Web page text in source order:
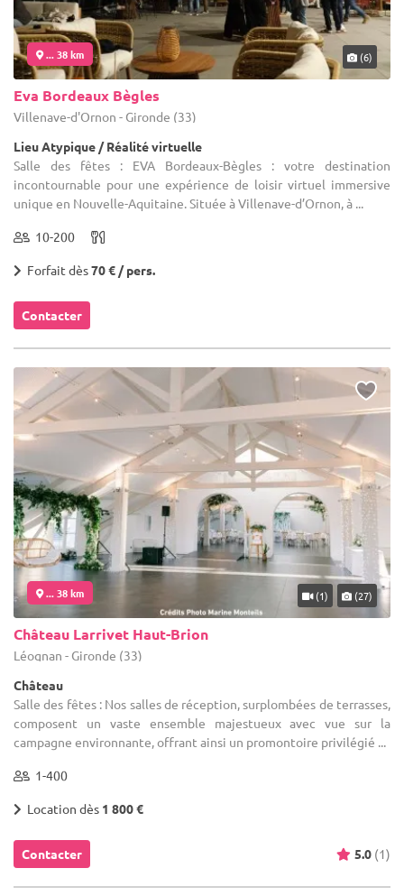
... 38 km (6)
Eva Bordeaux Bègles
Villenave-d'Ornon - Gironde (33)
Lieu Atypique / Réalité virtuelle
Salle des fêtes : EVA Bordeaux-Bègles : votre destination
incontournable pour une expérience de loisir virtuel immersive
unique en Nouvelle-Aquitaine. Située à Villenave-d’Ornon, à ...
10-200
Forfait dès70 € / pers.
Contacter
... 38 km (1) (27)
Château Larrivet Haut-Brion
Léognan - Gironde (33)
Château
Salle des fêtes : Nos salles de réception, surplombées de terrasses,
composent un vaste ensemble majestueux avec vue sur la
campagne environnante, offrant ainsi un promontoire privilégié ...
1-400
Location dès 1 800 €
Contacter 5.0 (1)